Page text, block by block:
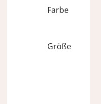
Farbe
Größe